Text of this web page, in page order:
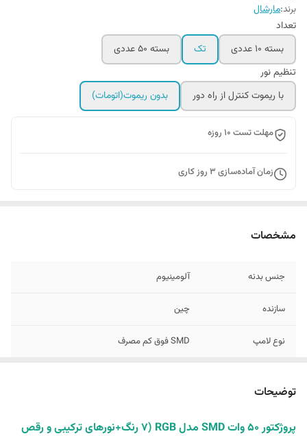
برند:مارشال
تعداد
بسته 10 عددی
تک
بسته 50 عددی
تنظیم نور
با ریموت کنترل از راه دور
بدون ریموت(اتومات)
مهلت تست 10 روزه
زمان آماده‌سازی 3 روز کاری
مشخصات
جنس بدنه آلومینیوم
سازنده چین
نوع لامپ SMD فوق کم مصرف
توضیحات
پروژکتور 50 وات SMD مدل RGB (۷ رنگ+نورهای ترکیبی و رقص